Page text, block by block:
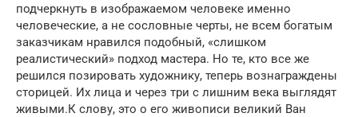
подчеркнуть в изображаемом человеке именно
человеческие, а не сословные черты, не всем богатым
заказчикам нравился подобный, «слишком
реалистический» подход мастера. Но те, кто все же
решился позировать художнику, теперь вознаграждены
сторицей. Их лица и через три с лишним века выглядят
живыми.К слову, это о его живописи великий Ван